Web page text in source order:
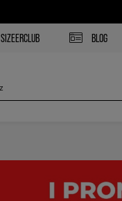
SIZEERCLUB BLOG